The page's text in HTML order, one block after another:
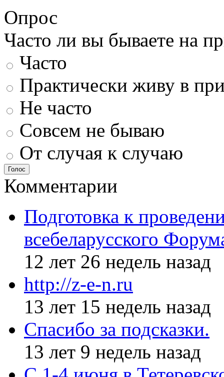
Опрос
Часто ли вы бываете на
Часто
Практически живу в
Не часто
Совсем не бываю
От случая к случаю
Голос
Комментарии
Подготовка к
всебеларусского
12 лет 26 недель назад
http://z-e-n.ru
13 лет 15 недель назад
Спасибо за подсказки.
13 лет 9 недель назад